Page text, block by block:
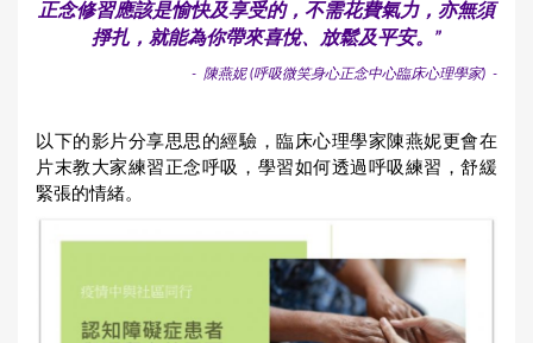
正念修習應該是愉快及享受的，不需花費氣力，亦無須
掙扎，就能為你帶來喜悅、放鬆及平安。”
- 陳燕妮 (呼吸微笑身心正念中心臨床心理學家) -
以下的影片分享思思的經驗，臨床心理學家陳燕妮更會在
片末教大家練習正念呼吸，學習如何透過呼吸練習，舒緩
緊張的情緒。